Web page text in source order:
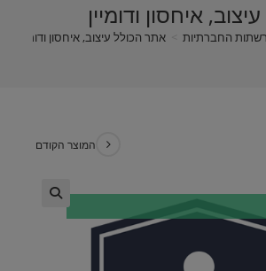
איחסון ודומיין
אתר הכולל עיצוב, איחסון ודומיין
המוצר הקודם